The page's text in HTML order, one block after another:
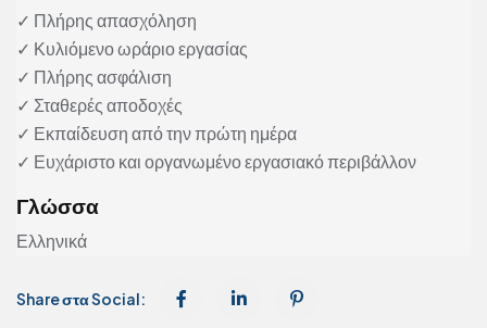
✓ Πλήρης απασχόληση
✓ Κυλιόμενο ωράριο εργασίας
✓ Πλήρης ασφάλιση
✓ Σταθερές αποδοχές
✓ Εκπαίδευση από την πρώτη ημέρα
✓ Ευχάριστο και οργανωμένο εργασιακό περιβάλλον
Γλώσσα
Ελληνικά
Share στα Social: